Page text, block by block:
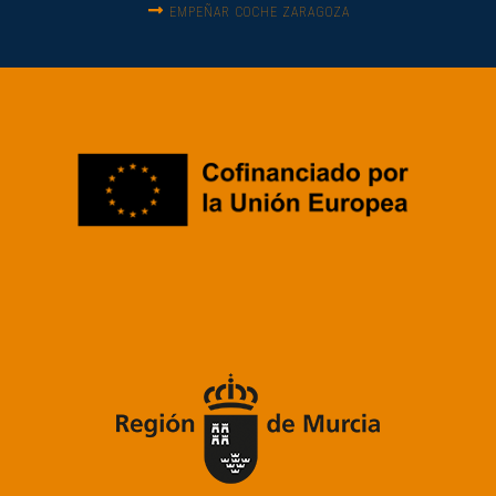
EMPEÑAR COCHE ZARAGOZA